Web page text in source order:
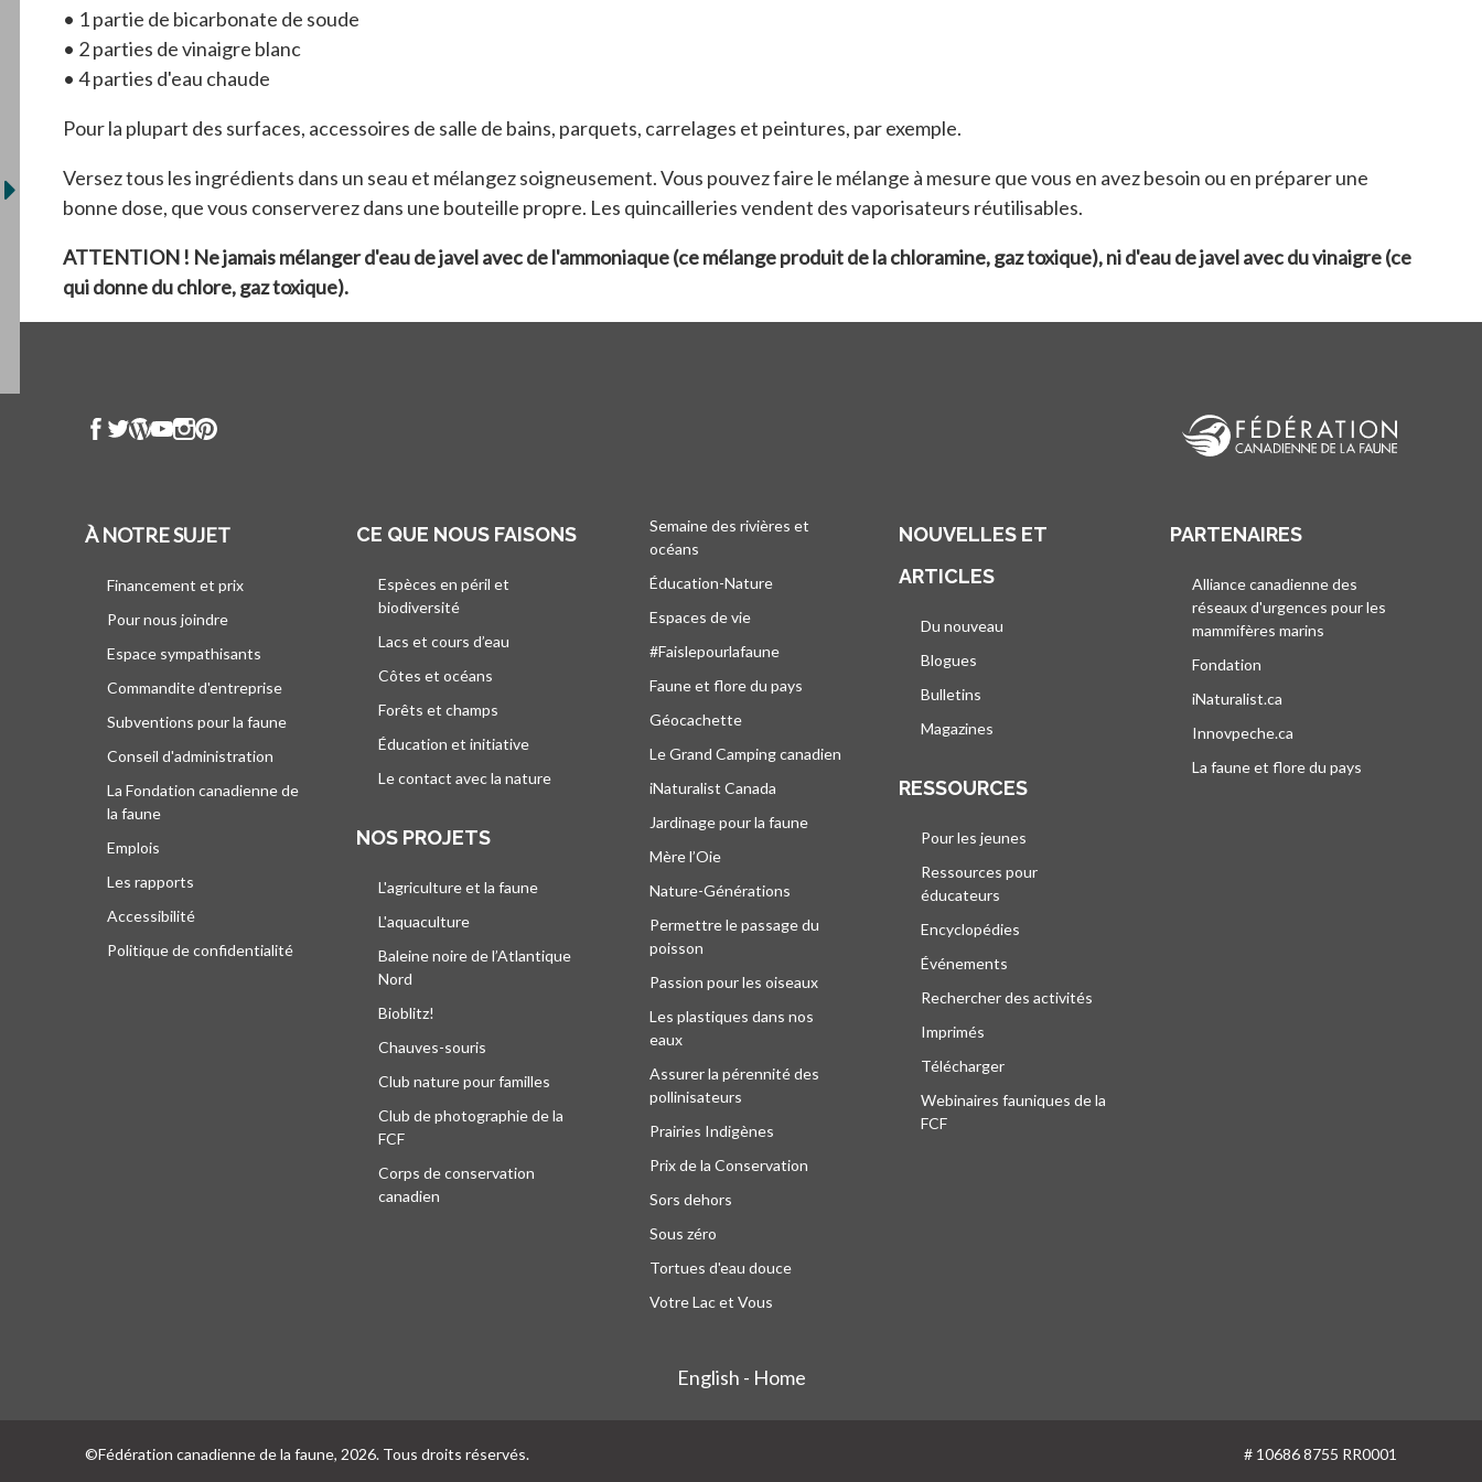
• 1 partie de bicarbonate de soude
• 2 parties de vinaigre blanc
• 4 parties d'eau chaude
Pour la plupart des surfaces, accessoires de salle de bains, parquets, carrelages et peintures, par exemple.
Versez tous les ingrédients dans un seau et mélangez soigneusement. Vous pouvez faire le mélange à mesure que vous en avez besoin ou en préparer une
bonne dose, que vous conserverez dans une bouteille propre. Les quincailleries vendent des vaporisateurs réutilisables.
ATTENTION ! Ne jamais mélanger d'eau de javel avec de l'ammoniaque (ce mélange produit de la chloramine, gaz toxique), ni d'eau de javel avec du vinaigre (ce
qui donne du chlore, gaz toxique).
À NOTRE SUJET
Financement et prix
Pour nous joindre
Espace sympathisants
Commandite d'entreprise
Subventions pour la faune
Conseil d'administration
La Fondation canadienne de
la faune
Emplois
Les rapports
Accessibilité
Politique de confidentialité
CE QUE NOUS FAISONS
Espèces en péril et
biodiversité
Lacs et cours d’eau
Côtes et océans
Forêts et champs
Éducation et initiative
Le contact avec la nature
NOS PROJETS
L'agriculture et la faune
L'aquaculture
Baleine noire de l’Atlantique
Nord
Bioblitz!
Chauves-souris
Club nature pour familles
Club de photographie de la
FCF
Corps de conservation
canadien
Semaine des rivières et
océans
Éducation-Nature
Espaces de vie
#Faislepourlafaune
Faune et flore du pays
Géocachette
Le Grand Camping canadien
iNaturalist Canada
Jardinage pour la faune
Mère l’Oie
Nature-Générations
Permettre le passage du
poisson
Passion pour les oiseaux
Les plastiques dans nos
eaux
Assurer la pérennité des
pollinisateurs
Prairies Indigènes
Prix de la Conservation
Sors dehors
Sous zéro
Tortues d'eau douce
Votre Lac et Vous
NOUVELLES ET
ARTICLES
Du nouveau
Blogues
Bulletins
Magazines
RESSOURCES
Pour les jeunes
Ressources pour
éducateurs
Encyclopédies
Événements
Rechercher des activités
Imprimés
Télécharger
Webinaires fauniques de la
FCF
PARTENAIRES
Alliance canadienne des
réseaux d'urgences pour les
mammifères marins
Fondation
iNaturalist.ca
Innovpeche.ca
La faune et flore du pays
English - Home
©Fédération canadienne de la faune, 2026. Tous droits réservés. # 10686 8755 RR0001